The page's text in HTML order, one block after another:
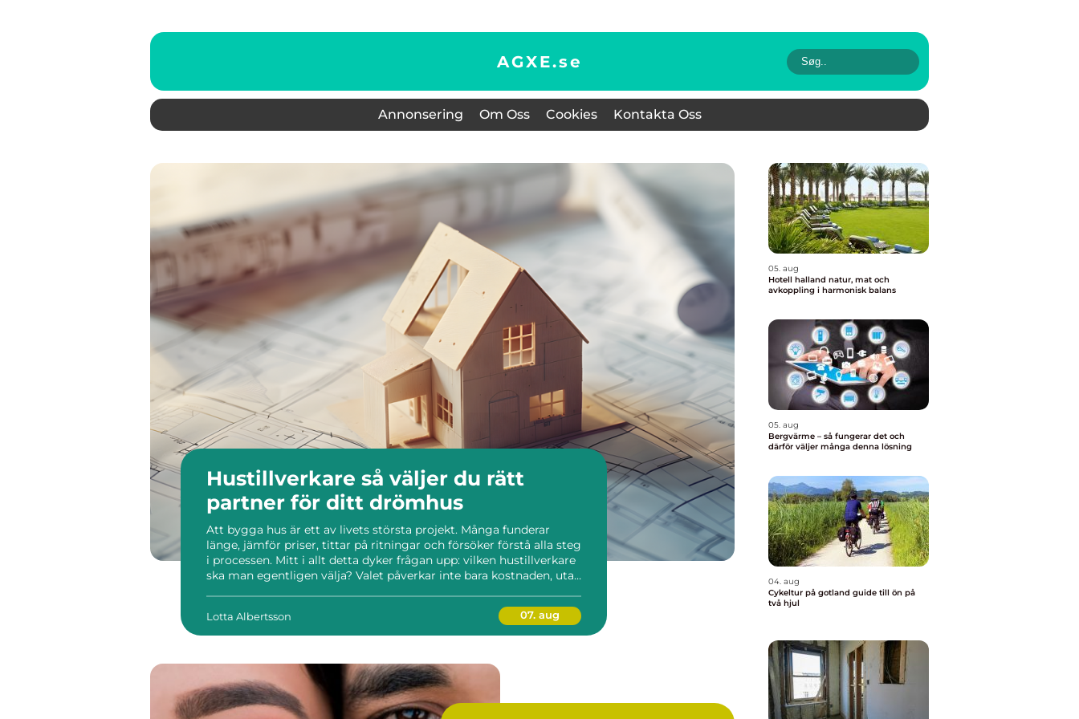
AGXE.se
Annonsering Om Oss Cookies Kontakta Oss
Hustillverkare så väljer du rätt
partner för ditt drömhus
Att bygga hus är ett av livets största projekt. Många funderar
länge, jämför priser, tittar på ritningar och försöker förstå alla steg
i processen. Mitt i allt detta dyker frågan upp: vilken hustillverkare
ska man egentligen välja? Valet påverkar inte bara kostnaden, utan
Lotta Albertsson 07. aug
05. aug
Hotell halland natur, mat och
avkoppling i harmonisk balans
05. aug
Bergvärme – så fungerar det och
därför väljer många denna lösning
04. aug
Cykeltur på gotland guide till ön på
två hjul